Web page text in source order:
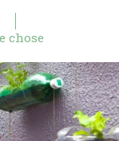
chose